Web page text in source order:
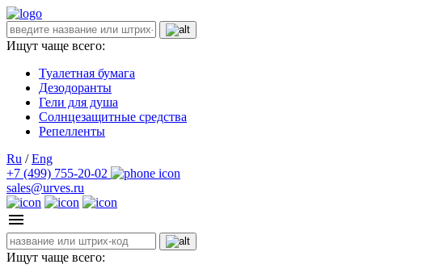
Ищут чаще всего:
Туалетная бумага
Дезодоранты
Гели для душа
Солнцезащитные средства
Репелленты
Ru / Eng
+7 (499) 755-20-02
sales@urves.ru
Ищут чаще всего: